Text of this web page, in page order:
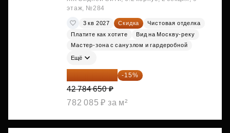
этаж, №284
3 кв 2027 Скидка
Чистовая отделка
Платите как хотите
Вид на Москву-реку
Мастер-зона с санузлом и гардеробной
Ещё
36 366 953 ₽ -15%
42 784 650 ₽
782 085 ₽ за м²